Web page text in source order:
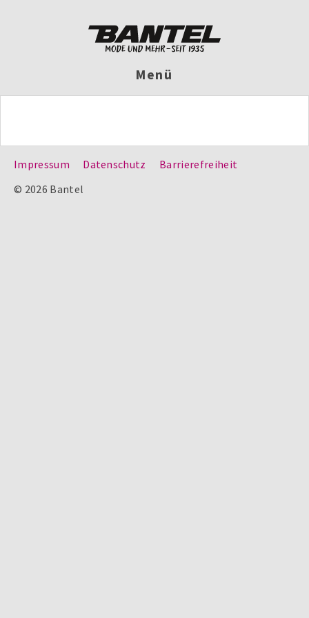
Menü
Impressum Datenschutz
Barrierefreiheit
© 2026 Bantel